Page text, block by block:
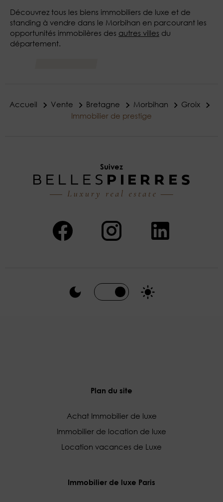
Découvrez tous les biens immobiliers de luxe et de
standing à vendre dans le Morbihan en parcourant les
opportunités immobilères des autres villes du
département.
Accueil Vente Bretagne Morbihan
Groix
Immobilier de prestige
Suivez
Plan du site
Achat Immobilier de luxe
Immobilier de location de luxe
Location vacances de Luxe
Immobilier de luxe Paris